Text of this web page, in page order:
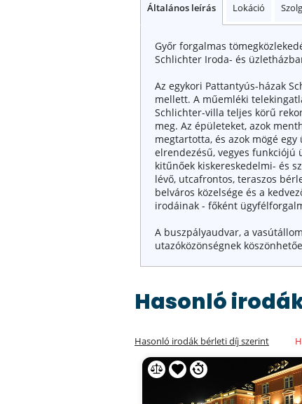
Általános leírás Lokáció
Győr forgalmas
Schlichter Iroda- és
Az egykori Pattantyús-házak
mellett. A műemléki
Schlichter-villa teljes körű
meg. Az épületeket, azok
megtartotta, és azok mögé
elrendezésű, vegyes funkciójú
kitűnőek kiskereskedelmi- és
lévő, utcafrontos, teraszos
belváros közelsége és a
irodáinak - főként
A buszpályaudvar, a
utazóközönségnek
Hasonló
Hasonló irodák bérleti díj szerint